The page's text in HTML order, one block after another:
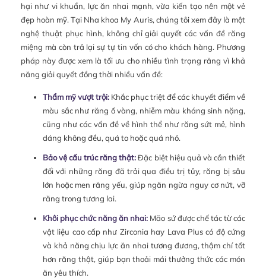
hại như vi khuẩn, lực ăn nhai mạnh, vừa kiến tạo nên một vẻ
đẹp hoàn mỹ. Tại Nha khoa My Auris, chúng tôi xem đây là một
nghệ thuật phục hình, không chỉ giải quyết các vấn đề răng
miệng mà còn trả lại sự tự tin vốn có cho khách hàng. Phương
pháp này được xem là tối ưu cho nhiều tình trạng răng vì khả
năng giải quyết đồng thời nhiều vấn đề:
Thẩm mỹ vượt trội:Khắc phục triệt để các khuyết điểm về
màu sắc như răng ố vàng, nhiễm màu kháng sinh nặng,
cũng như các vấn đề về hình thể như răng sứt mẻ, hình
dáng không đều, quá to hoặc quá nhỏ.
Bảo vệ cấu trúc răng thật:Đặc biệt hiệu quả và cần thiết
đối với những răng đã trải qua điều trị tủy, răng bị sâu
lớn hoặc men răng yếu, giúp ngăn ngừa nguy cơ nứt, vỡ
răng trong tương lai.
Khôi phục chức năng ăn nhai: Mão sứ được chế tác từ các
vật liệu cao cấp như Zirconia hay Lava Plus có độ cứng
và khả năng chịu lực ăn nhai tương đương, thậm chí tốt
hơn răng thật, giúp bạn thoải mái thưởng thức các món
ăn yêu thích.